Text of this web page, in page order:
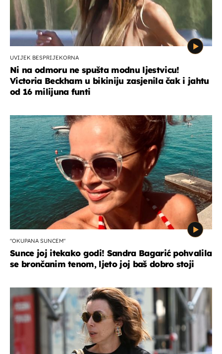
UVIJEK BESPRIJEKORNA
Ni na odmoru ne spušta modnu ljestvicu!
Victoria Beckham u bikiniju zasjenila čak i jahtu
od 16 milijuna funti
"OKUPANA SUNCEM"
Sunce joj itekako godi! Sandra Bagarić pohvalila
se brončanim tenom, ljeto joj baš dobro stoji